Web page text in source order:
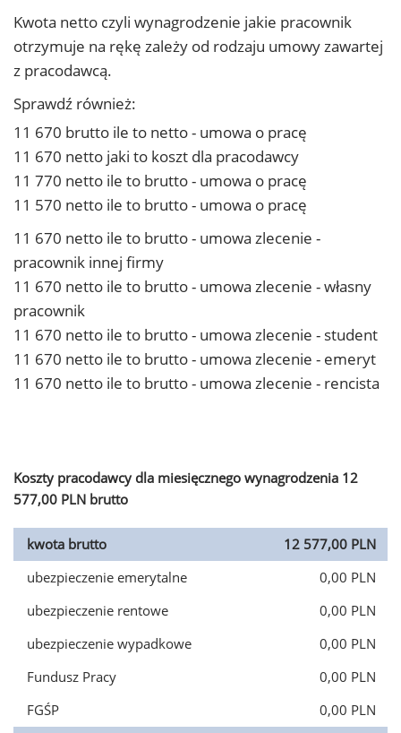
Kwota netto czyli wynagrodzenie jakie pracownik
otrzymuje na rękę zależy od rodzaju umowy zawartej
z pracodawcą.
Sprawdź również:
11 670 brutto ile to netto - umowa o pracę
11 670 netto jaki to koszt dla pracodawcy
11 770 netto ile to brutto - umowa o pracę
11 570 netto ile to brutto - umowa o pracę
11 670 netto ile to brutto - umowa zlecenie -
pracownik innej firmy
11 670 netto ile to brutto - umowa zlecenie - własny
pracownik
11 670 netto ile to brutto - umowa zlecenie - student
11 670 netto ile to brutto - umowa zlecenie - emeryt
11 670 netto ile to brutto - umowa zlecenie - rencista
Koszty pracodawcy dla miesięcznego wynagrodzenia 12
577,00 PLN brutto
kwota brutto
12 577,00 PLN
ubezpieczenie emerytalne
0,00 PLN
ubezpieczenie rentowe
0,00 PLN
ubezpieczenie wypadkowe
0,00 PLN
Fundusz Pracy
0,00 PLN
FGŚP
0,00 PLN